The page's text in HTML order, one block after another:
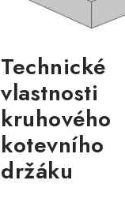
Technické
vlastnosti
kruhového
kotevního
držáku